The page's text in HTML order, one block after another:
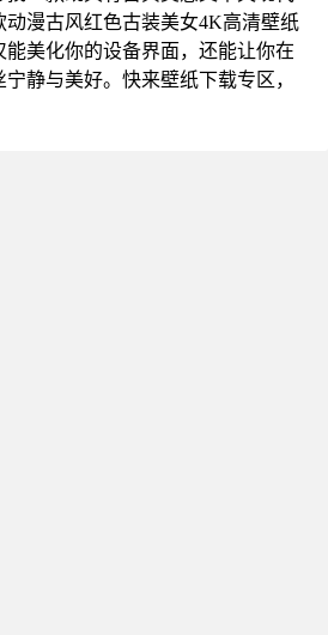
漫古风红色古装美女4K高清壁纸
美化你的设备界面，还能让你在
静与美好。快来壁纸下载专区，